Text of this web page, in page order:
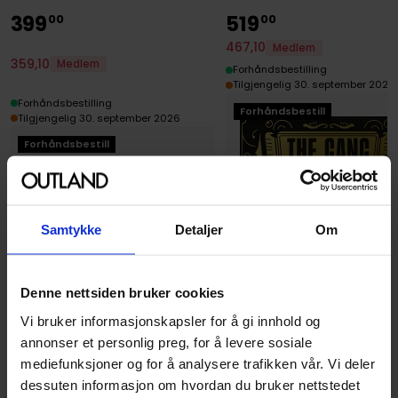
Samtykke Detaljer Om
Denne nettsiden bruker cookies
Vi bruker informasjonskapsler for å gi innhold og
annonser et personlig preg, for å levere sosiale
mediefunksjoner og for å analysere trafikken vår. Vi deler
dessuten informasjon om hvordan du bruker nettstedet
Forhåndsbestill
Magical Athlete Nordisk
CMYK
39900
359,10 Medlem
Forhåndsbestilling
Tilgjengelig 30. september 2026
Forhåndsbestill
51900
467,10
Medlem
Forhåndsbestilling
Tilgjengelig 30. september 2026